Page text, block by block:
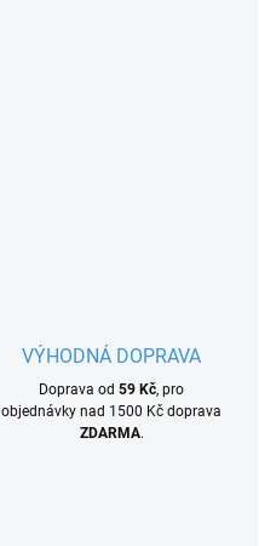
VÝHODNÁ DOPRAVA
Doprava od 59 Kč, pro
objednávky nad 1500 Kč doprava
ZDARMA.